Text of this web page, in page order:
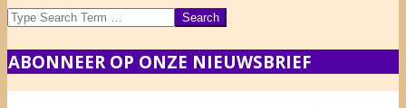
Search
ABONNEER OP ONZE NIEUWSBRIEF